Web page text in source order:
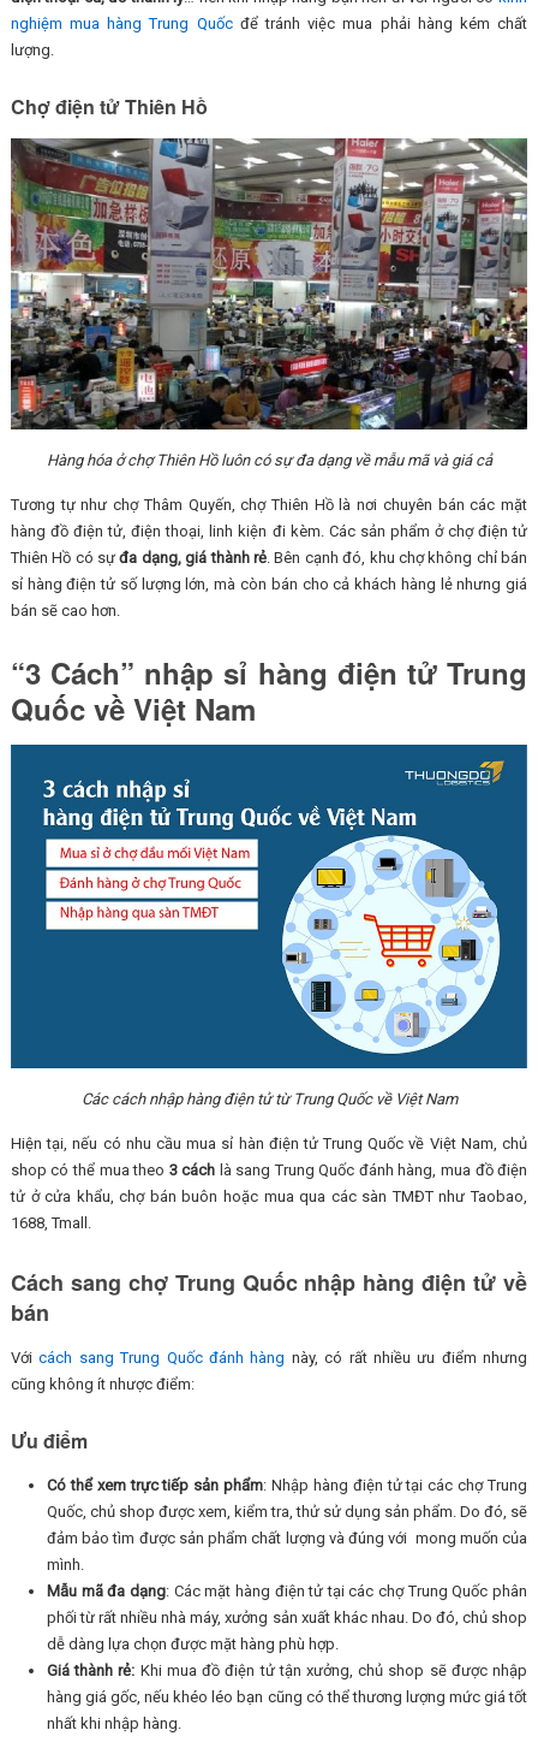
nghiệm mua hàng Trung Quốcđể tránh việc mua phải hàng kém chất
lượng.
Chợ điện tử Thiên Hồ
Hàng hóa ở chợ Thiên Hồ luôn có sự đa dạng về mẫu mã và giá cả
Tương tự như chợ Thâm Quyến, chợ Thiên Hồ là nơi chuyên bán các mặt
hàng đồ điện tử, điện thoại, linh kiện đi kèm. Các sản phẩm ở chợ điện tử
Thiên Hồ có sựđa dạng, giá thành rẻ . Bên cạnh đó, khu chợ không chỉ bán
sỉ hàng điện tử số lượng lớn, mà còn bán cho cả khách hàng lẻ nhưng giá
bán sẽ cao hơn.
“3 Cách” nhập sỉ hàng điện tử Trung
Quốc về Việt Nam
Các cách nhập hàng điện tử từ Trung Quốc về Việt Nam
Hiện tại, nếu có nhu cầu mua sỉ hàn điện tử Trung Quốc về Việt Nam, chủ
shop có thể mua theo 3 cách là sang Trung Quốc đánh hàng, mua đồ điện
tử ở cửa khẩu, chợ bán buôn hoặc mua qua các sàn TMĐT như Taobao,
1688, Tmall.
Cách sang chợ Trung Quốc nhập hàng điện tử về
bán
Vớicách sang Trung Quốc đánh hàng này, có rất nhiều ưu điểm nhưng
cũng không ít nhược điểm:
Ưu điểm
Có thể xem trực tiếp sản phẩm: Nhập hàng điện tử tại các chợ Trung
Quốc, chủ shop được xem, kiểm tra, thử sử dụng sản phẩm. Do đó, sẽ
đảm bảo tìm được sản phẩm chất lượng và đúng với mong muốn của
mình.
Mẫu mã đa dạng: Các mặt hàng điện tử tại các chợ Trung Quốc phân
phối từ rất nhiều nhà máy, xưởng sản xuất khác nhau. Do đó, chủ shop
dễ dàng lựa chọn được mặt hàng phù hợp.
Giá thành rẻ: Khi mua đồ điện tử tận xưởng, chủ shop sẽ được nhập
hàng giá gốc, nếu khéo léo bạn cũng có thể thương lượng mức giá tốt
nhất khi nhập hàng.